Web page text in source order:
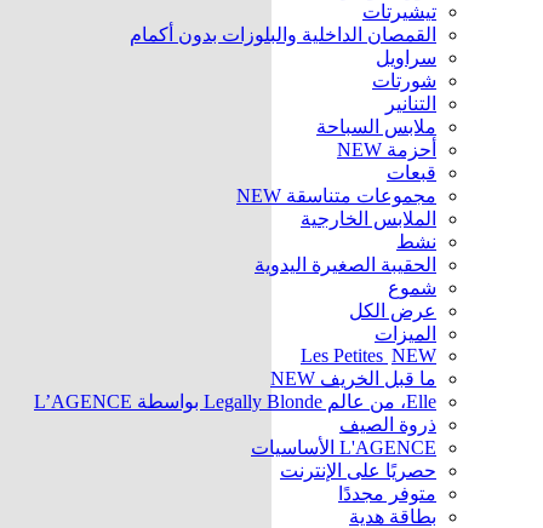
تيشيرتات
القمصان الداخلية والبلوزات بدون أكمام
سراويل
شورتات
التنانير
ملابس السباحة
أحزمة NEW
قبعات
مجموعات متناسقة NEW
الملابس الخارجية
نشط
الحقيبة الصغيرة اليدوية
شموع
عرض الكل
الميزات
Les Petites NEW
ما قبل الخريف NEW
Elle، من عالم Legally Blonde بواسطة L’AGENCE
ذروة الصيف
L'AGENCE الأساسيات
حصريًا على الإنترنت
متوفر مجددًا
بطاقة هدية